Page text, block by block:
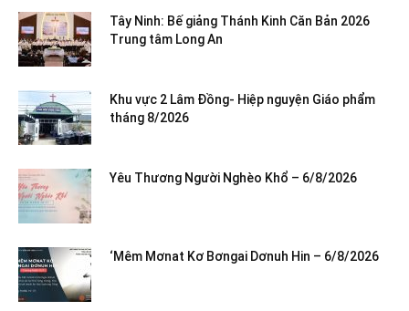
Tây Ninh: Bế giảng Thánh Kinh Căn Bản 2026
Trung tâm Long An
Khu vực 2 Lâm Đồng- Hiệp nguyện Giáo phẩm
tháng 8/2026
Yêu Thương Người Nghèo Khổ – 6/8/2026
‘Mêm Mơnat Kơ Bơngai Dơnuh Hin – 6/8/2026